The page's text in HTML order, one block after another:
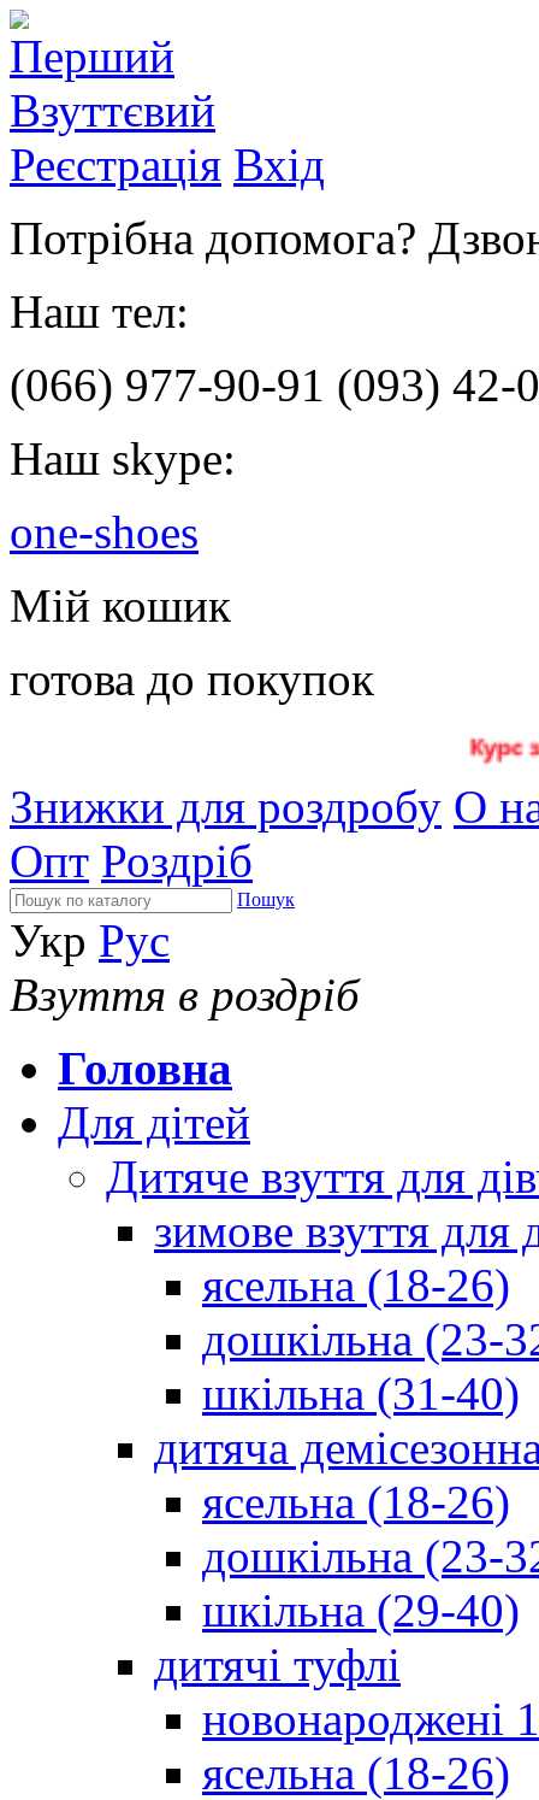
Реєстрація Вхід
Потрібна допомога?
Наш тел:
(066) 977-90-91 (093) 42-
Наш skype:
one-shoes
Мій кошик
готова до покупок
Знижки для роздробу О
Опт Роздріб
Пошук
Укр Рус
Взуття в роздріб
Головна
Для дітей
Дитяче взуття для
зимове взуття для
ясельна (18-26)
дошкільна (23-
шкільна (31-40)
дитяча
ясельна (18-26)
дошкільна (23-
шкільна (29-40)
дитячі туфлі
новонароджені
ясельна (18-26)